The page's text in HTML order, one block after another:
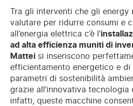
Tra gli interventi che gli energy
valutare per ridurre consumi e
all’energia elettrica c’è l’
ad alta efficienza muniti di
Mattei si inseriscono
efficientamento energetico e di
parametri di sostenibilità
grazie all’innovativa tecnologia
infatti, queste macchine